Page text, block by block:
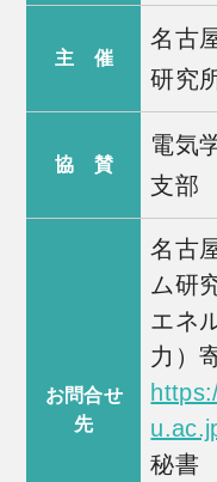
主 催
名古
研究
協 賛
電気
支部
お問合せ
先
名古
ム研
エネ
力）
秘書